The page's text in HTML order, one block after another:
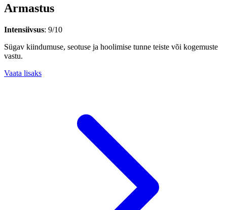
Armastus
Intensiivsus: 9/10
Sügav kiindumuse, seotuse ja hoolimise tunne teiste või kogemuste
vastu.
Vaata lisaks